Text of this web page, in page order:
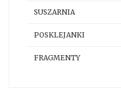
SUSZARNIA
POSKLEJANKI
FRAGMENTY